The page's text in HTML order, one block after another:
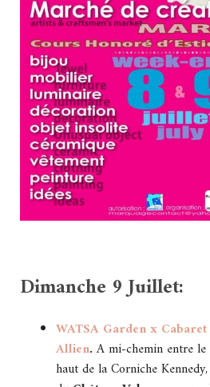
Dimanche 9 Juillet:
WATSA Garden x
Allien. A mi-chemin entre
haut de la Corniche